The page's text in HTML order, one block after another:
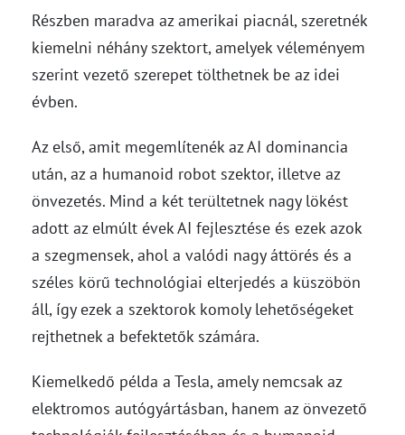
Részben maradva az amerikai piacnál, szeretnék
kiemelni néhány szektort, amelyek véleményem
szerint vezető szerepet tölthetnek be az idei
évben.
Az első, amit megemlítenék az AI dominancia
után, az a humanoid robot szektor, illetve az
önvezetés. Mind a két terültetnek nagy lökést
adott az elmúlt évek AI fejlesztése és ezek azok
a szegmensek, ahol a valódi nagy áttörés és a
széles körű technológiai elterjedés a küszöbön
áll, így ezek a szektorok komoly lehetőségeket
rejthetnek a befektetők számára.
Kiemelkedő példa a Tesla, amely nemcsak az
elektromos autógyártásban, hanem az önvezető